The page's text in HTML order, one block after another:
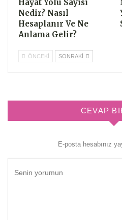
Hayat Yolu Sayısı
Nedir? Nasıl
Hesaplanır Ve Ne
Anlama Gelir?
ÖNCEKI SONRAKI
CEVAP
E-posta hesabınız